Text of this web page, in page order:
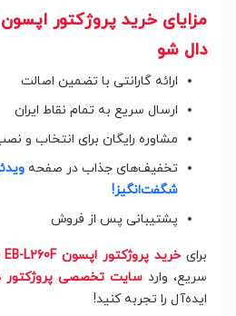
دال شو
ارائه گارانتی با تضمین اصالت
ارسال سریع به تمام نقاط ایران
مشاوره رایگان برای انتخاب و
تخفیف‌های جذاب در صفحه
شگفت‌انگیز!
پشتیبانی پس از فروش
برای خرید پروژکتور اپسون Epson EB-L260F
سریع، وارد سایت تخصصی پروژکتور
ایده‌آل را تجربه کنید!